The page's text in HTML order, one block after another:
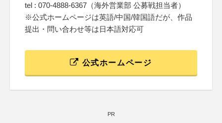
tel : 070-4888‐6367（海外営業部 公募戦担当者）
※公式ホームページは英語/中国/韓国語だが、作品
提出・問い合わせ等は日本語対応可
公式ホームページ
PR